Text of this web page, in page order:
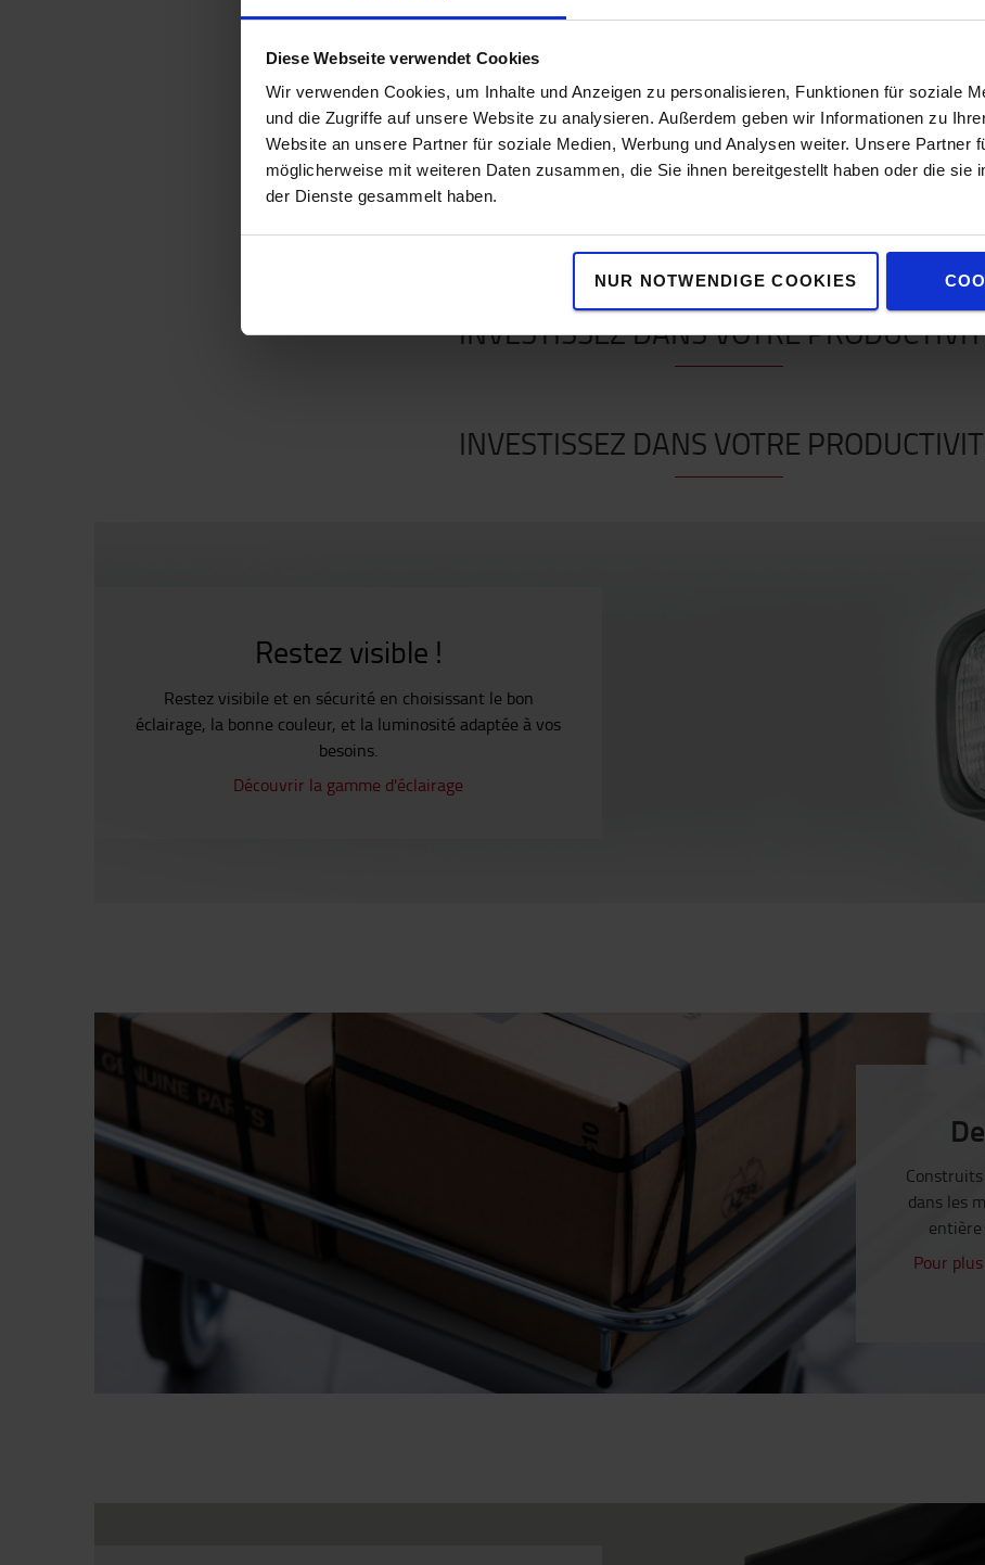
Diese Webseite verwendet Cookies
Wir verwenden Cookies, um Inhalte und Anzeigen zu personalisieren, Funktionen für soziale
und die Zugriffe auf unsere Website zu analysieren. Außerdem geben wir Informationen zu
Website an unsere Partner für soziale Medien, Werbung und Analysen weiter. Unsere Partner
möglicherweise mit weiteren Daten zusammen, die Sie ihnen bereitgestellt haben oder die sie
der Dienste gesammelt haben.
NUR NOTWENDIGE COOKIES
Tirez le meilleur parti de votre
INVESTISSEZ DANS VOTRE
INVESTISSEZ DANS VOTRE
Restez visible !
Restez visibile et en sécurité en choisissant le bon
éclairage, la bonne couleur, et la luminosité adaptée à vos
besoins.
Découvrir la gamme d'éclairage
dans les
Pour